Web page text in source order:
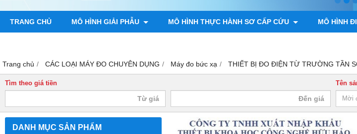
TRANG CHỦ MÔ HÌNH GIẢI PHẪU MÔ HÌNH THỰC HÀNH SƠ CẤP CỨU MÔ HÌNH
Trang chủ CÁC LOẠI MÁY ĐO CHUYÊN DỤNG Máy đo bức xạ THIẾT BỊ ĐO ĐIỆN TỪ TRƯỜNG TẦN
Tìm theo giá tiền Tên
DANH MỤC SẢN PHẨM